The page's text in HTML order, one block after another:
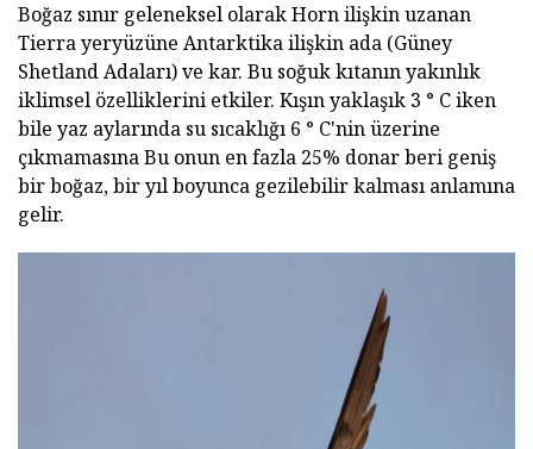
Boğaz sınır geleneksel olarak Horn ilişkin uzanan
Tierra yeryüzüne Antarktika ilişkin ada (Güney
Shetland Adaları) ve kar. Bu soğuk kıtanın yakınlık
iklimsel özelliklerini etkiler. Kışın yaklaşık 3 ° C iken
bile yaz aylarında su sıcaklığı 6 ° C'nin üzerine
çıkmamasına Bu onun en fazla 25% donar beri geniş
bir boğaz, bir yıl boyunca gezilebilir kalması anlamına
gelir.